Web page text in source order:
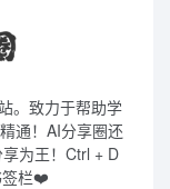
。致力于帮助学
通！AI分享圈还
为王！Ctrl + D
签栏❤️